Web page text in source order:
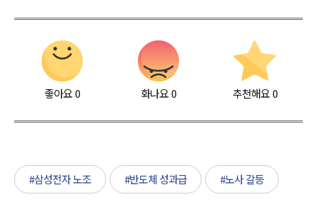
좋아요0 화나요0 추천해요 0
#삼성전자 노조 #반도체 성과급 #노사 갈등